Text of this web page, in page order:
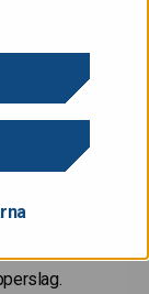
i
enligt
eller säljas
eller
erhållits i